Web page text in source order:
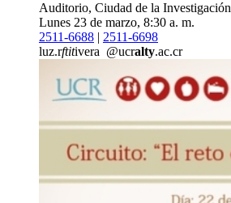
Auditorio, Ciudad de la Investigación
Lunes 23 de marzo, 8:30 a. m.
2511-6688 | 2511-6698
luz.rftitivera @ucralty.ac.cr